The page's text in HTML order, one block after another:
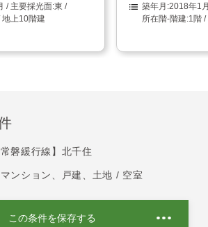
東
地上10階建
2018年1
1階
常磐緩行線】北千住
ンション、戸建、土地 / 空室
この条件を保存する